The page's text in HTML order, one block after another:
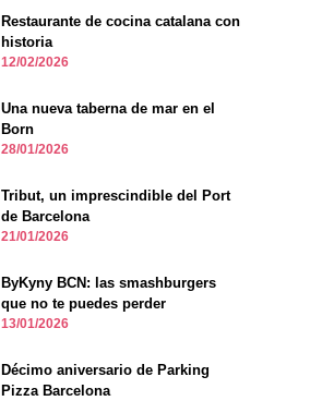
Restaurante de cocina catalana con
historia
12/02/2026
Una nueva taberna de mar en el
Born
28/01/2026
Tribut, un imprescindible del Port
de Barcelona
21/01/2026
ByKyny BCN: las smashburgers
que no te puedes perder
13/01/2026
Décimo aniversario de Parking
Pizza Barcelona